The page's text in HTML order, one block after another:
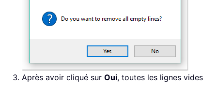
Après avoir cliqué sur Oui, toutes les lignes vides